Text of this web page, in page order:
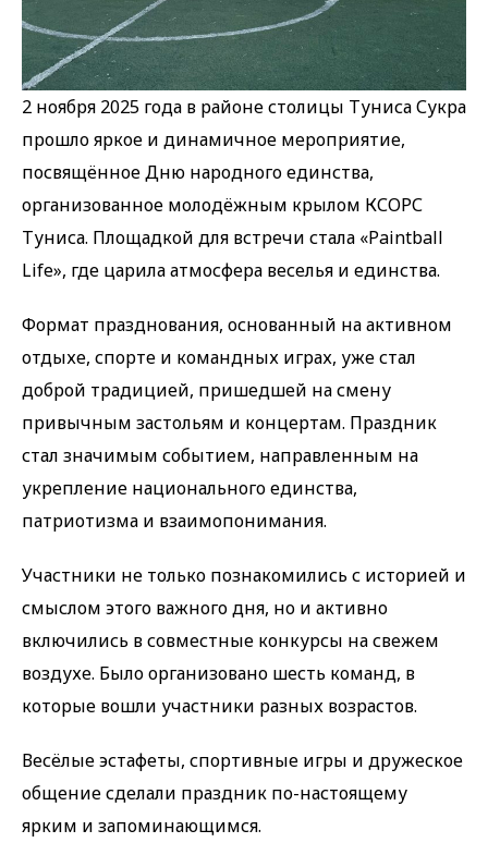
2 ноября 2025 года в районе столицы Туниса Сукра
прошло яркое и динамичное мероприятие,
посвящённое Дню народного единства,
организованное молодёжным крылом КСОРС
Туниса. Площадкой для встречи стала «Paintball
Life», где царила атмосфера веселья и единства.
Формат празднования, основанный на активном
отдыхе, спорте и командных играх, уже стал
доброй традицией, пришедшей на смену
привычным застольям и концертам. Праздник
стал значимым событием, направленным на
укрепление национального единства,
патриотизма и взаимопонимания.
Участники не только познакомились с историей и
смыслом этого важного дня, но и активно
включились в совместные конкурсы на свежем
воздухе. Было организовано шесть команд, в
которые вошли участники разных возрастов.
Весёлые эстафеты, спортивные игры и дружеское
общение сделали праздник по-настоящему
ярким и запоминающимся.